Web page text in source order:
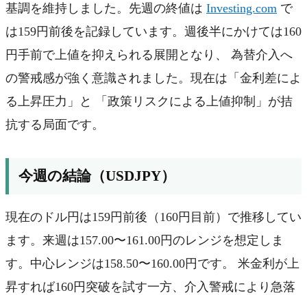
基調を維持しました。先週の終値は Investing.com で
は159円前後を記録しています。週後半にかけては160
円手前で上値を抑えられる展開となり、 為替介入へ
の警戒感が強く意識されました。現在は「金利差によ
る上昇圧力」と 「政策リスクによる上値抑制」が拮
抗する局面です。
今週の結論（USDJPY）
現在のドル円は159円前後（160円目前）で推移してい
ます。来週は157.00〜161.00円のレンジを想定しま
す。中心レンジは158.50〜160.00円です。 米金利が上
昇すれば160円突破を試す一方、介入警戒により急落